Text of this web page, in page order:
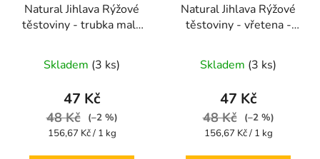
Natural Jihlava Rýžové
těstoviny - trubka malá
hodnocení
produktu
je
5,0
Skladem (3 ks)
47 Kč
48 Kč
(–2 %)
Měrná
156,67 Kč / 1 kg
Natural Jihlava Rýžové
těstoviny - vřetena -
hodnocení
produktu
je
5,0
Skladem (3 ks)
47 Kč
48 Kč
(–2 %)
Měrná
156,67 Kč / 1 kg